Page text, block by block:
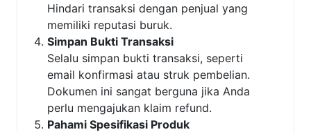
Hindari transaksi dengan penjual yang
memiliki reputasi buruk.
Simpan Bukti Transaksi
Selalu simpan bukti transaksi, seperti
email konfirmasi atau struk pembelian.
Dokumen ini sangat berguna jika Anda
perlu mengajukan klaim refund.
Pahami Spesifikasi Produk